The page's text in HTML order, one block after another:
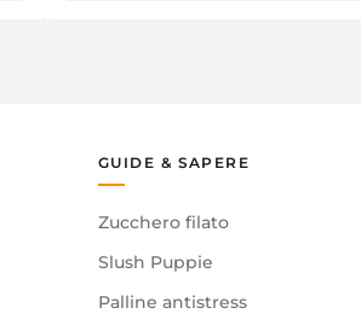
GUIDE & SAPERE
Zucchero filato
Slush Puppie
Palline antistress